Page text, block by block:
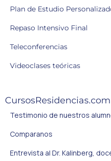
Plan de Estudio
Repaso Intensivo Final
Teleconferencias
Videoclases teóricas
CursosResidencias.com
Testimonio de nuestros
Comparanos
Entrevista al Dr. Kalinberg,